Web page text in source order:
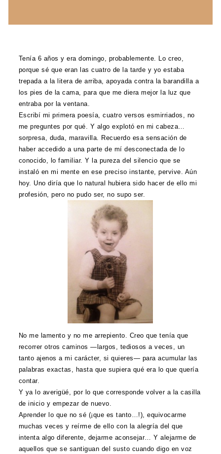
Tenía 6 años y era domingo, probablemente. Lo creo,
porque sé que eran las cuatro de la tarde y yo estaba
trepada a la litera de arriba, apoyada contra la barandilla a
los pies de la cama, para que me diera mejor la luz que
entraba por la ventana.
Escribí mi primera poesía, cuatro versos esmirriados, no
me preguntes por qué. Y algo explotó en mi cabeza…
sorpresa, duda, maravilla. Recuerdo esa sensación de
haber accedido a una parte de mí desconectada de lo
conocido, lo familiar. Y la pureza del silencio que se
instaló en mi mente en ese preciso instante, pervive. Aún
hoy. Uno diría que lo natural hubiera sido hacer de ello mi
profesión, pero no pudo ser, no supo ser.
No me lamento y no me arrepiento. Creo que tenía que
recorrer otros caminos —largos, tediosos a veces, un
tanto ajenos a mi carácter, si quieres— para acumular las
palabras exactas, hasta que supiera qué era lo que quería
contar.
Y ya lo averigüé, por lo que corresponde volver a la casilla
de inicio y empezar de nuevo.
Aprender lo que no sé (¡que es tanto…!), equivocarme
muchas veces y reírme de ello con la alegría del que
intenta algo diferente, dejarme aconsejar… Y alejarme de
aquellos que se santiguan del susto cuando digo en voz